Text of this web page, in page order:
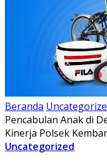
Beranda
Pencabulan Anak di
Kinerja Polsek
Uncategorized